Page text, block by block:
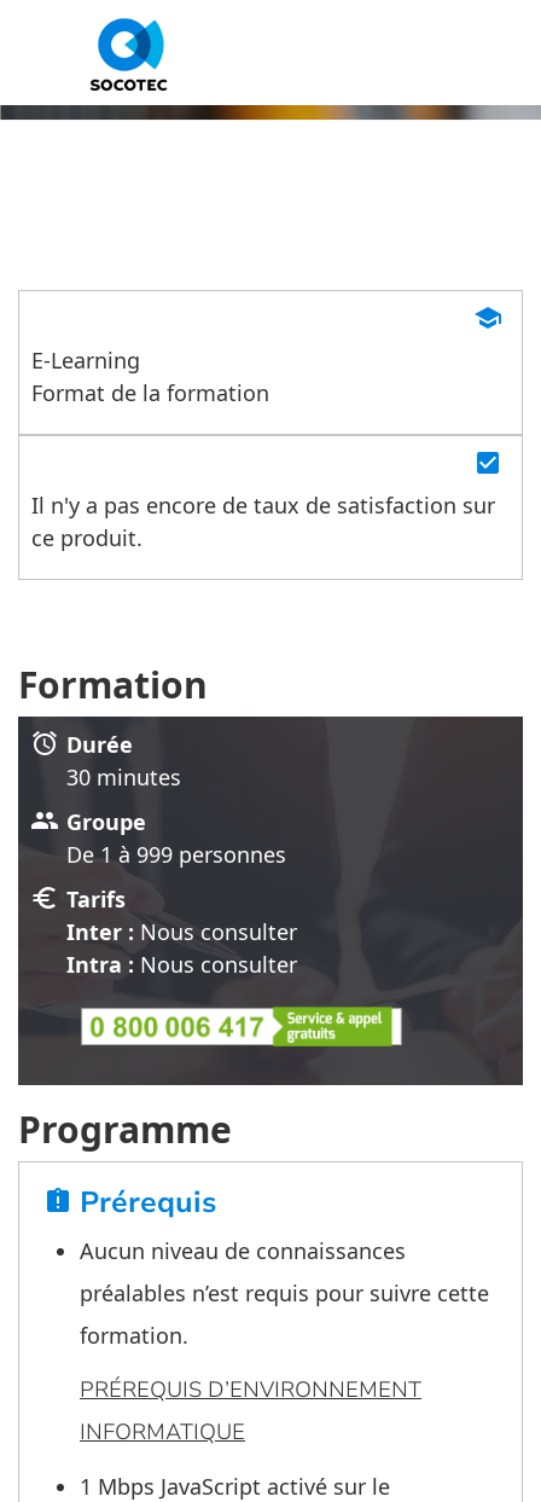
E-Learning
Format de la formation
school
Il n'y a pas encore de taux de satisfaction sur
ce produit.
check_box
Formation
alarm Durée
30 minutes
group Groupe
De 1 à 999 personnes
euro Tarifs
Inter : Nous consulter
Intra : Nous consulter
Programme
assignment_late Prérequis
Aucun niveau de connaissances
préalables n’est requis pour suivre cette
formation.
PRÉREQUIS D’ENVIRONNEMENT
INFORMATIQUE
1 Mbps JavaScript activé sur le